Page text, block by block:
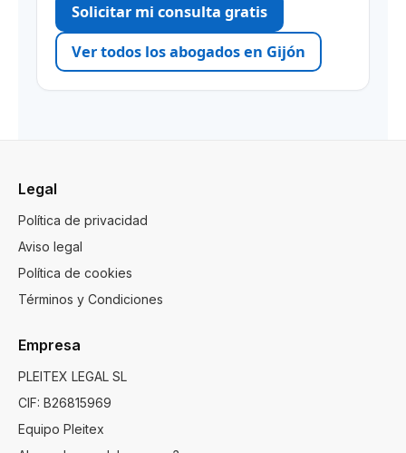
Solicitar mi consulta gratis
Ver todos los abogados en Gijón
Legal
Política de privacidad
Aviso legal
Política de cookies
Términos y Condiciones
Empresa
PLEITEX LEGAL SL
CIF: B26815969
Equipo Pleitex